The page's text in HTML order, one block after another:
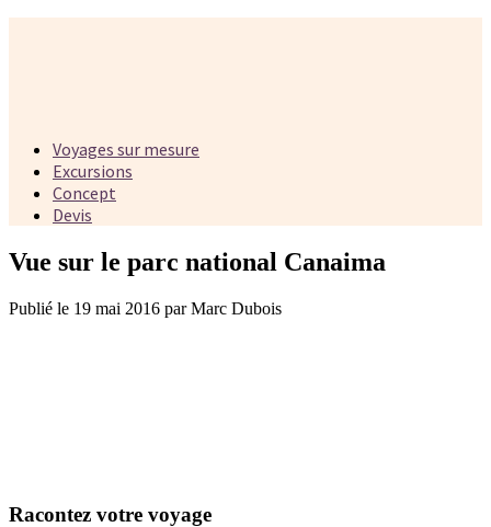
Voyages sur mesure
Excursions
Concept
Devis
Vue sur le parc national Canaima
Publié le 19 mai 2016 par Marc Dubois
Racontez votre voyage